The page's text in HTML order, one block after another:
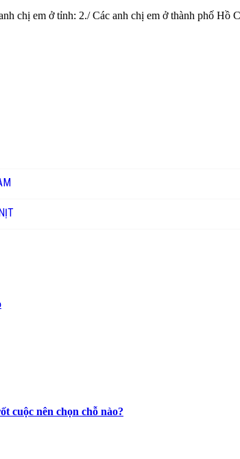
chị em ở tỉnh: 2./ Các anh chị em ở thành phố
cuộc nên chọn chỗ nào?